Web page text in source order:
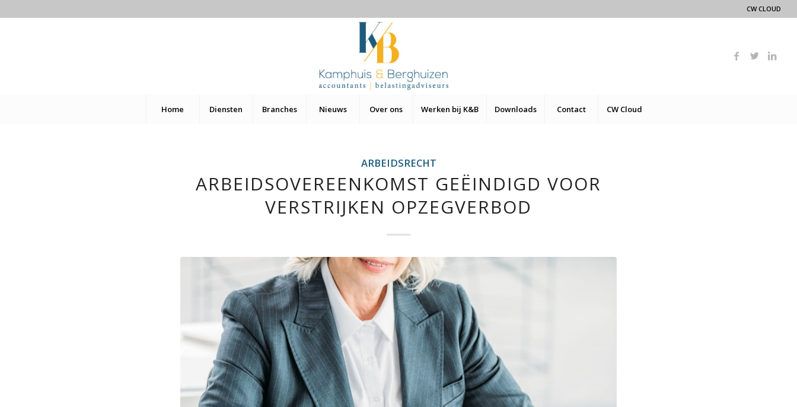
CW CLOUD
Home Diensten Branches Nieuws Over ons Werken bij K&B Downloads Contact CW Cloud
ARBEIDSRECHT
ARBEIDSOVEREENKOMST GEËINDIGD VOOR
VERSTRIJKEN OPZEGVERBOD